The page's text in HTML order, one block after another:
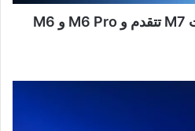
آبل تُغيّر خططها.. معالجات M7 تتقدم و M6 Pro و M6